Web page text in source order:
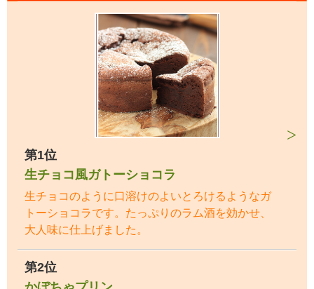
第1位
生チョコ風ガトーショコラ
生チョコのように口溶けのよいとろけるようなガ
トーショコラです。たっぷりのラム酒を効かせ、
大人味に仕上げました。
第2位